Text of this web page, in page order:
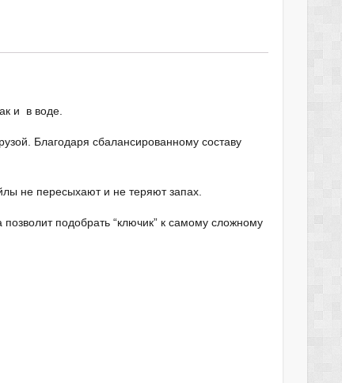
и в воде.
Благодаря сбалансированному составу
не пересыхают и не теряют запах.
подобрать “ключик” к самому сложному